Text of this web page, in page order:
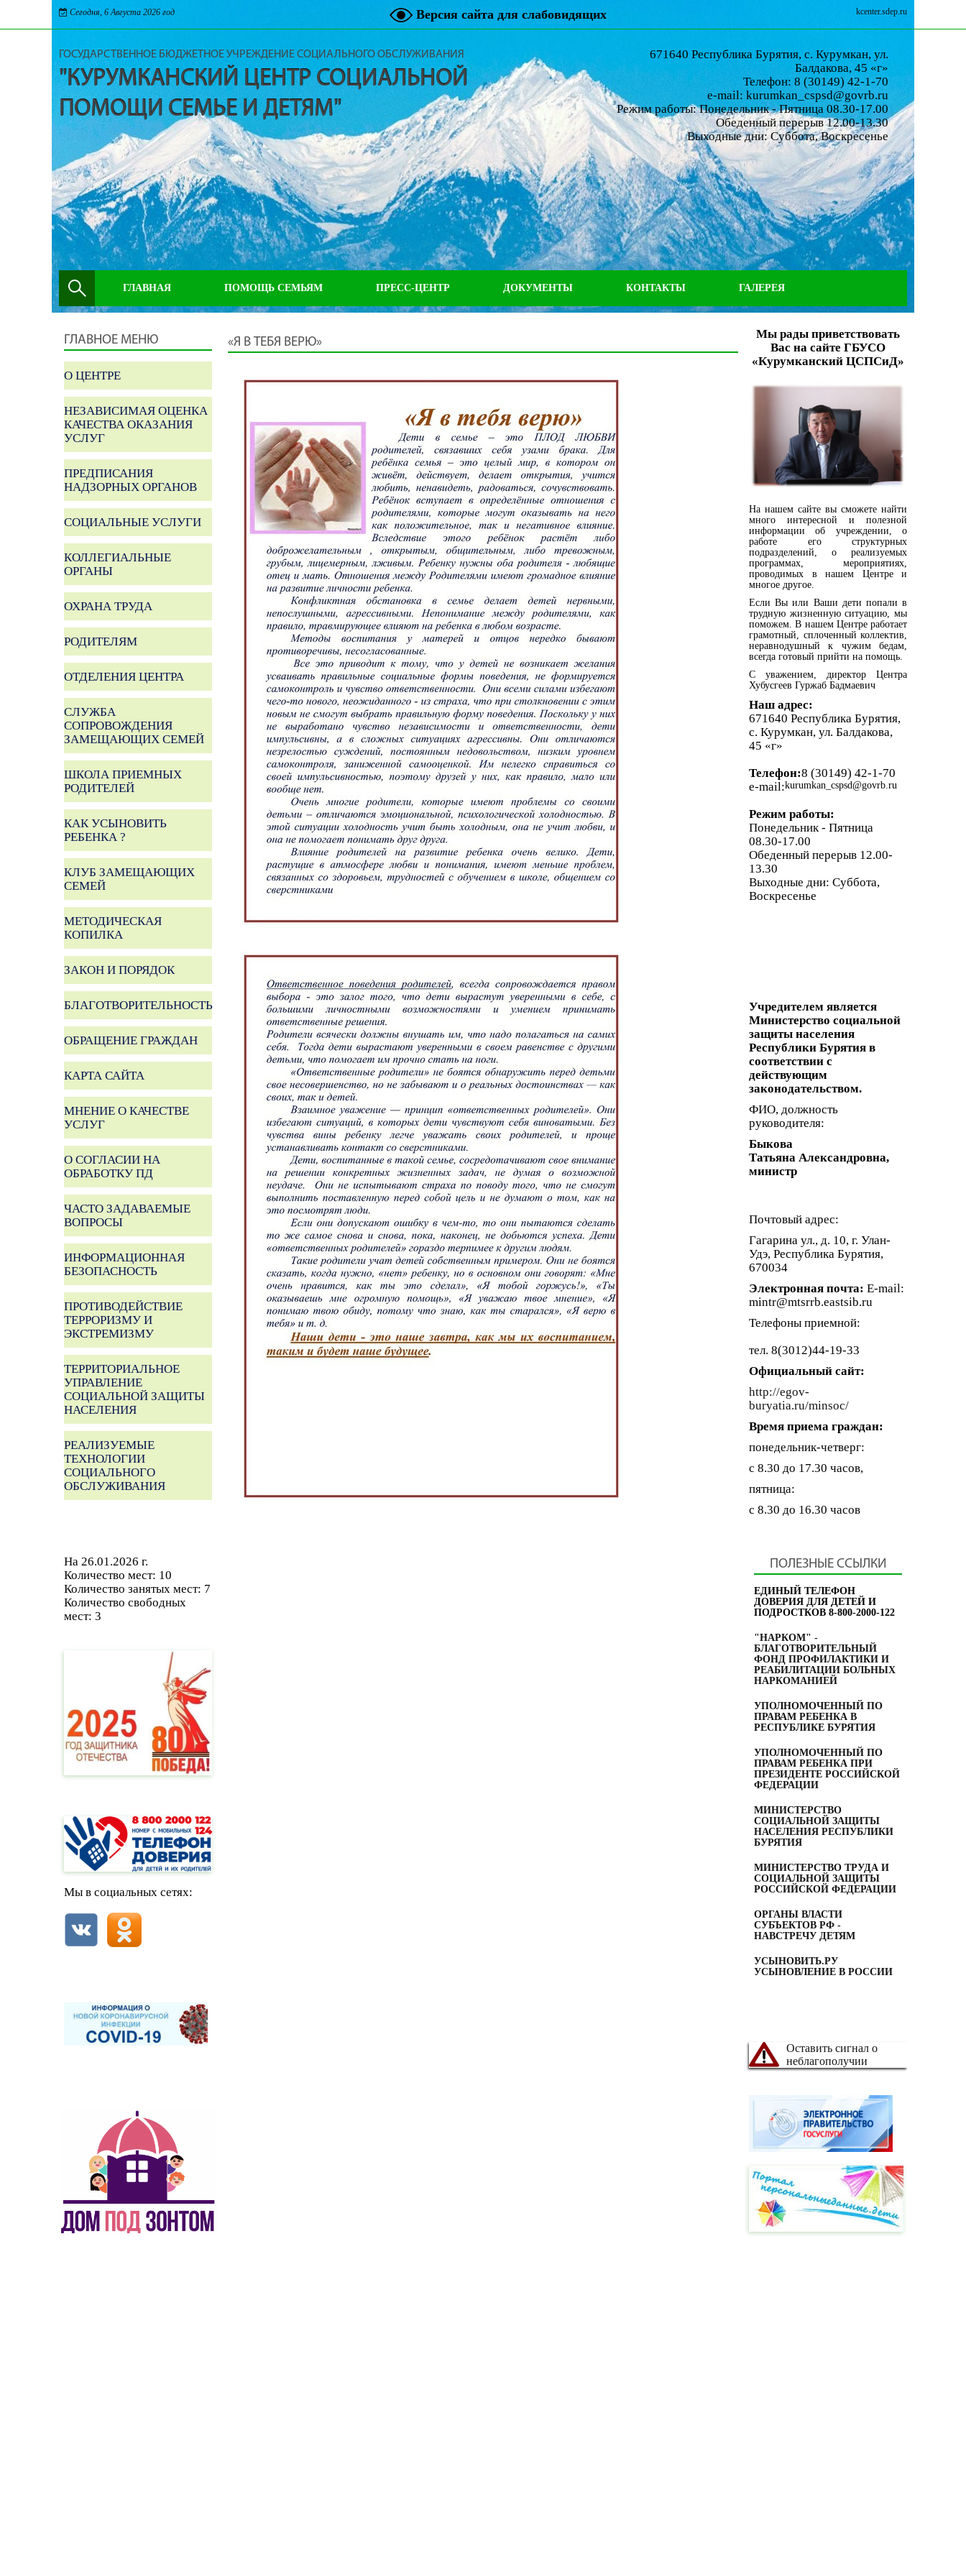
Сегодня, 6 Августа 2026 год Версия сайта для слабовидящих kcenter.sdep.ru
ГОСУДАРСТВЕННОЕ БЮДЖЕТНОЕ УЧРЕЖДЕНИЕ СОЦИАЛЬНОГО ОБСЛУЖИВАНИЯ
"КУРУМКАНСКИЙ ЦЕНТР СОЦИАЛЬНОЙ
ПОМОЩИ СЕМЬЕ И ДЕТЯМ"
671640 Республика Бурятия, с. Курумкан, ул.
Балдакова, 45 «г»
Телефон: 8 (30149) 42-1-70
e-mail: kurumkan_cspsd@govrb.ru
Режим работы: Понедельник - Пятница 08.30-17.00
Обеденный перерыв 12.00-13.30
Выходные дни: Суббота, Воскресенье
ГЛАВНАЯ ПОМОЩЬ СЕМЬЯМ ПРЕСС-ЦЕНТР ДОКУМЕНТЫ КОНТАКТЫ ГАЛЕРЕЯ
ГЛАВНОЕ МЕНЮ
О ЦЕНТРЕ
НЕЗАВИСИМАЯ ОЦЕНКА
КАЧЕСТВА ОКАЗАНИЯ
УСЛУГ
ПРЕДПИСАНИЯ
НАДЗОРНЫХ ОРГАНОВ
СОЦИАЛЬНЫЕ УСЛУГИ
КОЛЛЕГИАЛЬНЫЕ
ОРГАНЫ
ОХРАНА ТРУДА
РОДИТЕЛЯМ
ОТДЕЛЕНИЯ ЦЕНТРА
СЛУЖБА
СОПРОВОЖДЕНИЯ
ЗАМЕЩАЮЩИХ СЕМЕЙ
ШКОЛА ПРИЕМНЫХ
РОДИТЕЛЕЙ
КАК УСЫНОВИТЬ
РЕБЕНКА ?
КЛУБ ЗАМЕЩАЮЩИХ
СЕМЕЙ
МЕТОДИЧЕСКАЯ
КОПИЛКА
ЗАКОН И ПОРЯДОК
БЛАГОТВОРИТЕЛЬНОСТЬ
ОБРАЩЕНИЕ ГРАЖДАН
КАРТА САЙТА
МНЕНИЕ О КАЧЕСТВЕ
УСЛУГ
О СОГЛАСИИ НА
ОБРАБОТКУ ПД
ЧАСТО ЗАДАВАЕМЫЕ
ВОПРОСЫ
ИНФОРМАЦИОННАЯ
БЕЗОПАСНОСТЬ
ПРОТИВОДЕЙСТВИЕ
ТЕРРОРИЗМУ И
ЭКСТРЕМИЗМУ
ТЕРРИТОРИАЛЬНОЕ
УПРАВЛЕНИЕ
СОЦИАЛЬНОЙ ЗАЩИТЫ
НАСЕЛЕНИЯ
РЕАЛИЗУЕМЫЕ
ТЕХНОЛОГИИ
СОЦИАЛЬНОГО
ОБСЛУЖИВАНИЯ
На 26.01.2026 г.
Количество мест: 10
Количество занятых мест: 7
Количество свободных
мест: 3
Мы в социальных сетях:
«Я В ТЕБЯ ВЕРЮ»
Мы рады приветствовать
Вас на сайте ГБУСО
«Курумканский ЦСПСиД»
На нашем сайте вы сможете найти
много интересной и полезной
информации об учреждении, о
работе его структурных
подразделений, о реализуемых
программах, мероприятиях,
проводимых в нашем Центре и
многое другое.
Если Вы или Ваши дети попали в
трудную жизненную ситуацию, мы
поможем. В нашем Центре работает
грамотный, сплоченный коллектив,
неравнодушный к чужим бедам,
всегда готовый прийти на помощь.
С уважением, директор Центра
Хубусгеев Гуржаб Бадмаевич
Наш адрес:
671640 Республика Бурятия,
с. Курумкан, ул. Балдакова,
45 «г»
Телефон:8 (30149) 42-1-70
e-mail:kurumkan_cspsd@govrb.ru
Режим работы:
Понедельник - Пятница
08.30-17.00
Обеденный перерыв 12.00-
13.30
Выходные дни: Суббота,
Воскресенье
Учредителем является
Министерство социальной
защиты населения
Республики Бурятия в
соответствии с
действующим
законодательством.
ФИО, должность
руководителя:
Быкова
Татьяна Александровна,
министр
Почтовый адрес:
Гагарина ул., д. 10, г. Улан-
Удэ, Республика Бурятия,
670034
Электронная почта: E-mail:
mintr@mtsrrb.eastsib.ru
Телефоны приемной:
тел. 8(3012)44-19-33
Официальный сайт:
http://egov-
buryatia.ru/minsoc/
Время приема граждан:
понедельник-четверг:
с 8.30 до 17.30 часов,
пятница:
с 8.30 до 16.30 часов
ПОЛЕЗНЫЕ ССЫЛКИ
ЕДИНЫЙ ТЕЛЕФОН
ДОВЕРИЯ ДЛЯ ДЕТЕЙ И
ПОДРОСТКОВ 8-800-2000-122
"НАРКОМ" -
БЛАГОТВОРИТЕЛЬНЫЙ
ФОНД ПРОФИЛАКТИКИ И
РЕАБИЛИТАЦИИ БОЛЬНЫХ
НАРКОМАНИЕЙ
УПОЛНОМОЧЕННЫЙ ПО
ПРАВАМ РЕБЕНКА В
РЕСПУБЛИКЕ БУРЯТИЯ
УПОЛНОМОЧЕННЫЙ ПО
ПРАВАМ РЕБЕНКА ПРИ
ПРЕЗИДЕНТЕ РОССИЙСКОЙ
ФЕДЕРАЦИИ
МИНИСТЕРСТВО
СОЦИАЛЬНОЙ ЗАЩИТЫ
НАСЕЛЕНИЯ РЕСПУБЛИКИ
БУРЯТИЯ
МИНИСТЕРСТВО ТРУДА И
СОЦИАЛЬНОЙ ЗАЩИТЫ
РОССИЙСКОЙ ФЕДЕРАЦИИ
ОРГАНЫ ВЛАСТИ
СУБЪЕКТОВ РФ -
НАВСТРЕЧУ ДЕТЯМ
УСЫНОВИТЬ.РУ
УСЫНОВЛЕНИЕ В РОССИИ
Оставить сигнал о
неблагополучии